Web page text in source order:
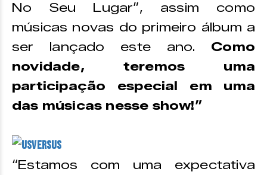
No Seu Lugar”, assim como
músicas novas do primeiro álbum a
ser lançado este ano. Como
novidade, teremos uma
participação especial em uma
das músicas nesse show!”
Usversus
“Estamos com uma expectativa